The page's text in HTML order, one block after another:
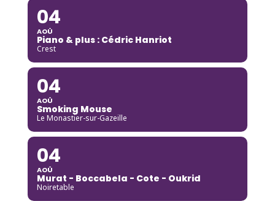
04
AOÛ
Piano & plus : Cédric Hanriot
Crest
04
AOÛ
Smoking Mouse
Le Monastier-sur-Gazeille
04
AOÛ
Murat - Boccabela - Cote - Oukrid
Noiretable